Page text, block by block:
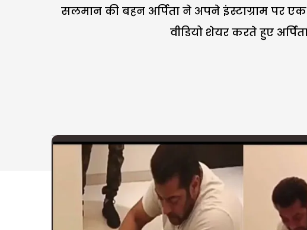
सलमान की बहन अर्पिता ने अपने इंस्टाग्राम
वीडियो शेयर करते हुए